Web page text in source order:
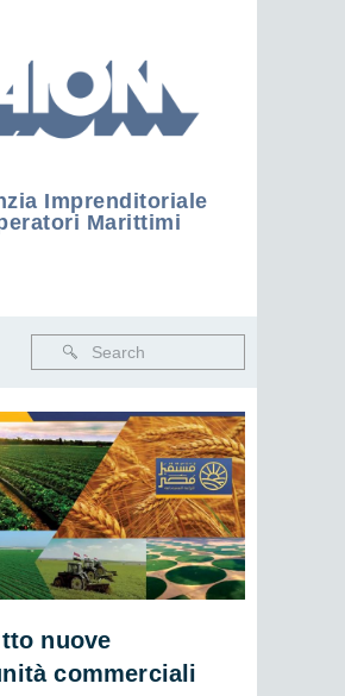
Imprenditoriale
Marittimi
nuove
commerciali